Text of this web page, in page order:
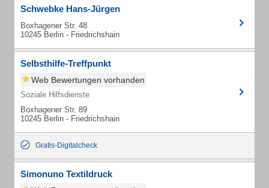
Schwebke Hans-Jürgen
Boxhagener Str. 48
10245 Berlin - Friedrichshain
Selbsthilfe-Treffpunkt
Web Bewertungen vorhanden
Soziale Hilfsdienste
Boxhagener Str. 89
10245 Berlin - Friedrichshain
Gratis-Digitalcheck
Simonuno Textildruck